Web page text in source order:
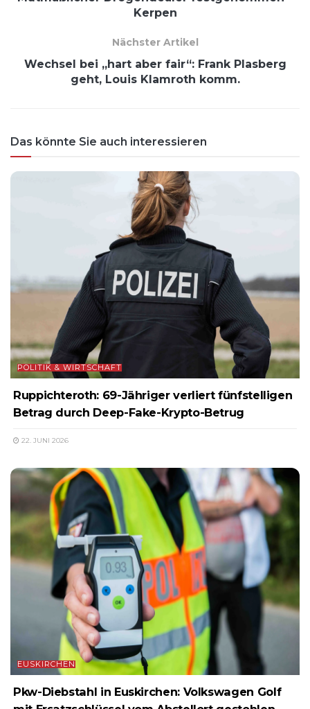
Kerpen
Nächster Artikel
Wechsel bei „hart aber fair“: Frank Plasberg
geht, Louis Klamroth komm.
Das könnte Sie auch interessieren
POLITIK & WIRTSCHAFT
Ruppichteroth: 69-Jähriger verliert fünfstelligen
Betrag durch Deep-Fake-Krypto-Betrug
22. JUNI 2026
EUSKIRCHEN
Pkw-Diebstahl in Euskirchen: Volkswagen Golf